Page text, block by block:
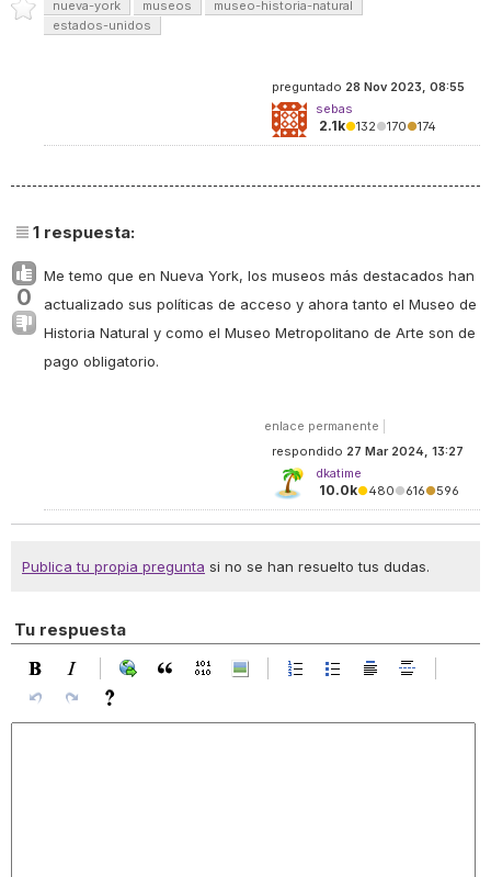
nueva-york museos
museo-historia-natural
estados-unidos
preguntado 28 Nov 2023, 08:55
sebas
2.1k●132●170●174
1 respuesta:
0
Me temo que en Nueva York, los museos más destacados han
actualizado sus políticas de acceso y ahora tanto el Museo de
Historia Natural y como el Museo Metropolitano de Arte son de
pago obligatorio.
enlace permanente
respondido 27 Mar 2024, 13:27
dkatime
10.0k●480●616●596
Publica tu propia pregunta si no se han resuelto tus dudas.
Tu respuesta